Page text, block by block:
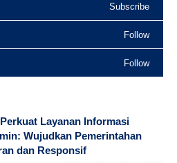
Subscribe
Follow
Follow
Layanan Informasi
Wujudkan Pemerintahan
dan Responsif